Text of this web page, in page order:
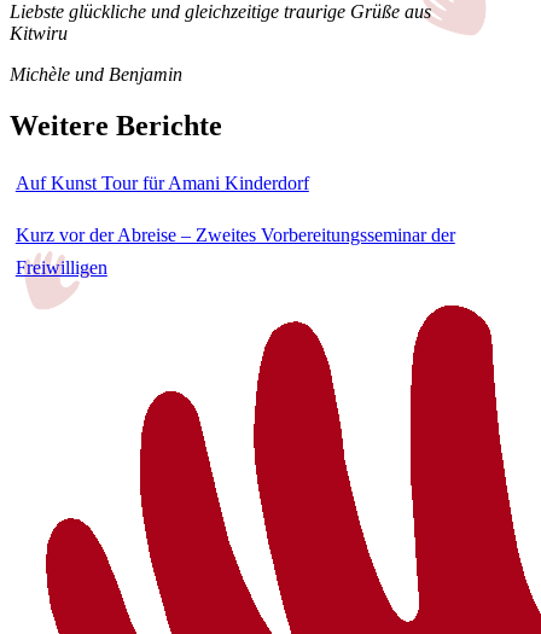
Liebste glückliche und gleichzeitige traurige Grüße aus
Kitwiru
Michèle und Benjamin
Weitere Berichte
Auf Kunst Tour für Amani Kinderdorf
Kurz vor der Abreise – Zweites Vorbereitungsseminar der
Freiwilligen